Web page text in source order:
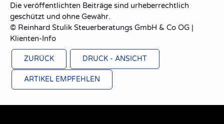
Die veröffentlichten Beiträge sind urheberrechtlich
geschützt und ohne Gewähr.
© Reinhard Stulik Steuerberatungs GmbH & Co OG |
Klienten-Info
ZURÜCK DRUCK - ANSICHT
ARTIKEL EMPFEHLEN